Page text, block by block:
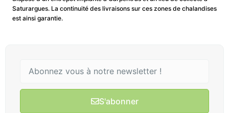
Saturargues. La continuité des livraisons sur ces zones de chalandises
est ainsi garantie.
S'abonner